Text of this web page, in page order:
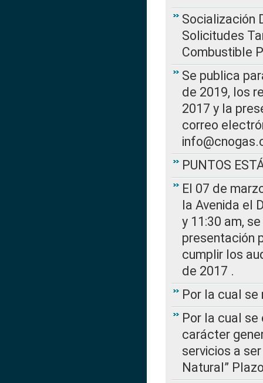
Socialización
Solicitudes
Combustible
Se publica
de 2019, los
2017 y la
correo
PUNTOS
El 07 de
la Avenida el
y 11:30 am,
presentación
cumplir los
de 2017 .
Por la cual se
Por la cual
carácter
servicios a
Natural”